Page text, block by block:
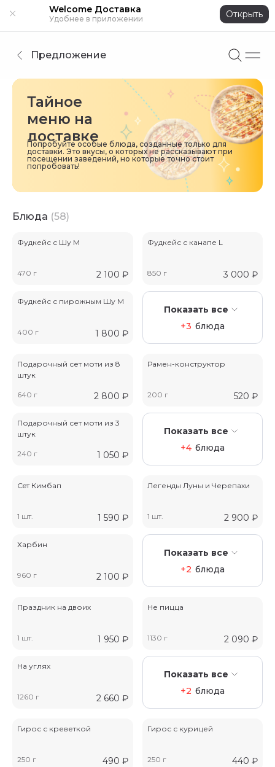
Welcome Доставка
Удобнее в приложении Открыть
Тайное
меню на
доставке
Попробуйте особые блюда, созданные только для
доставки. Это вкусы, о которых не рассказывают при
посещении заведений, но которые точно стоит
попробовать!
Блюда (58)
Фудкейс с Шу М
2 100 ₽
470 г
Фудкейс с канапе L
3 000 ₽
850 г
Фудкейс с пирожным Шу M
1 800 ₽
400 г
Показать все
+3 блюда
Подарочный сет моти из 8
штук
2 800 ₽
640 г
Рамен-конструктор
520 ₽
200 г
Подарочный сет моти из 3
штук
1 050 ₽
240 г
Показать все
+4 блюда
Сeт Кимбап
1 590 ₽
1 шт.
Легенды Луны и Черепахи
2 900 ₽
1 шт.
Харбин
2 100 ₽
960 г
Показать все
+2 блюда
Праздник на двоих
1 950 ₽
1 шт.
Не пицца
2 090 ₽
1130 г
На углях
2 660 ₽
1260 г
Показать все
+2 блюда
Гирос с креветкой
490 ₽
250 г
Гирос с курицей
440 ₽
250 г
Предложение